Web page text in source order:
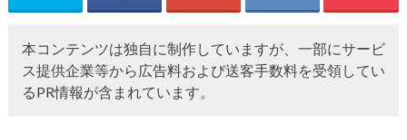
本コンテンツは独自に制作していますが、一部にサービ
ス提供企業等から広告料および送客手数料を受領してい
るPR情報が含まれています。